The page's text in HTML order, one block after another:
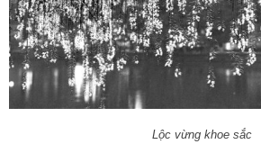
Lộc vừng khoe sắc